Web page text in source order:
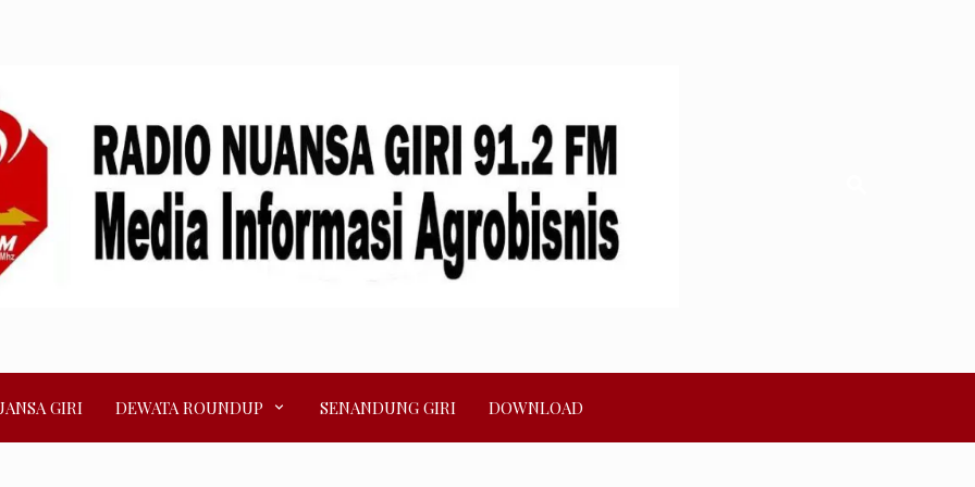
GIRI DEWATA ROUNDUP SENANDUNG GIRI DOWNLOAD